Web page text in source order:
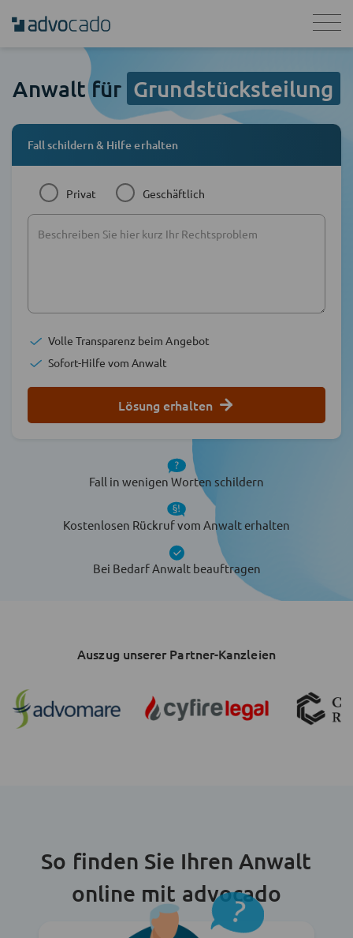
Anwalt für Grundstücksteilung
Fall schildern & Hilfe erhalten
Privat Geschäftlich
Volle Transparenz beim Angebot
Sofort-Hilfe vom Anwalt
Lösung erhalten
Fall in wenigen Worten schildern
Kostenlosen Rückruf vom Anwalt erhalten
Bei Bedarf Anwalt beauftragen
Auszug unserer Partner-Kanzleien
So finden Sie Ihren Anwalt
online mit advocado